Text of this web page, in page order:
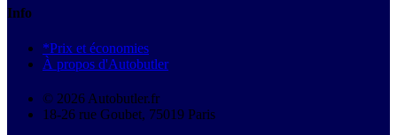
Info
*Prix et économies
À propos d'Autobutler
© 2026 Autobutler.fr
18-26 rue Goubet, 75019 Paris